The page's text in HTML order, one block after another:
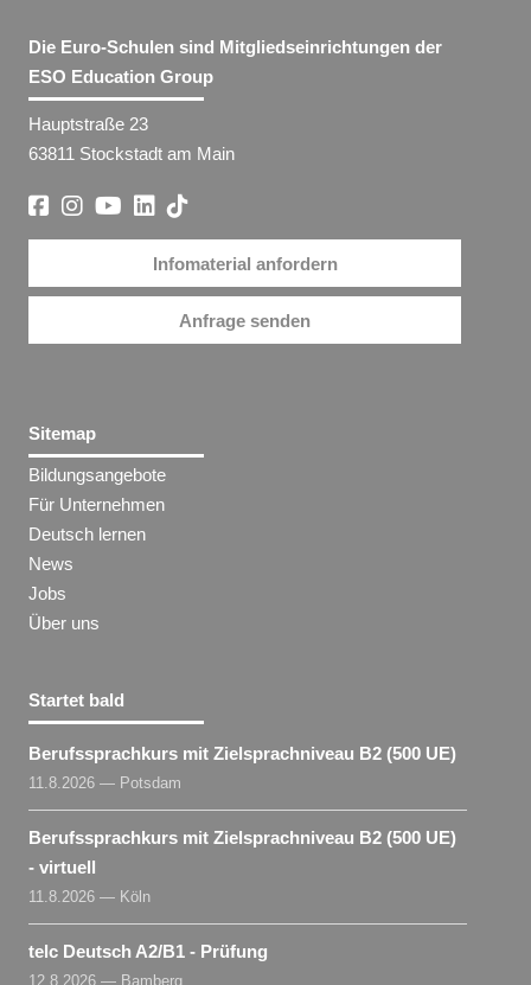
Die Euro-Schulen sind Mitgliedseinrichtungen der
ESO Education Group
Hauptstraße 23
63811 Stockstadt am Main
Infomaterial anfordern
Anfrage senden
Sitemap
Bildungsangebote
Für Unternehmen
Deutsch lernen
News
Jobs
Über uns
Startet bald
Berufssprachkurs mit Zielsprachniveau B2 (500 UE)
11.8.2026 — Potsdam
Berufssprachkurs mit Zielsprachniveau B2 (500 UE)
- virtuell
11.8.2026 — Köln
telc Deutsch A2/B1 - Prüfung
12.8.2026 — Bamberg